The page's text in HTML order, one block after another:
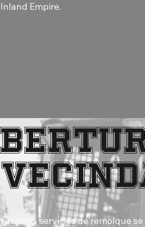
Inland Empire.
servicios de remolque